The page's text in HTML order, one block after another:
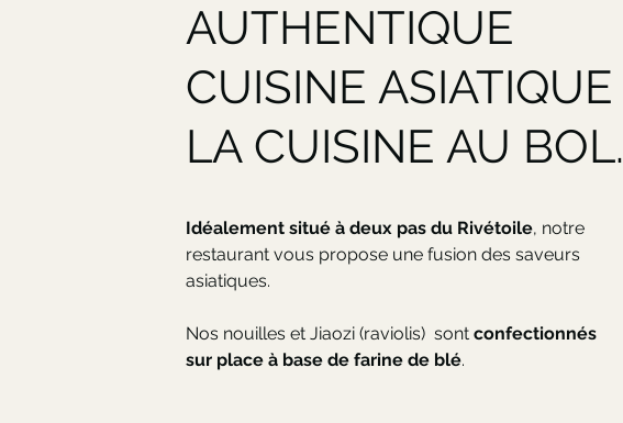
AUTHENTIQUE
CUISINE ASIATIQUE
LA CUISINE AU BOL.
Idéalement situé à deux pas du Rivétoile, notre
restaurant vous propose une fusion des saveurs
asiatiques.
Nos nouilles et Jiaozi (raviolis) sont confectionnés
sur place à base de farine de blé.